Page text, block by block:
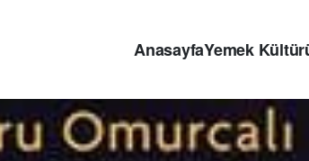
AnasayfaYemek